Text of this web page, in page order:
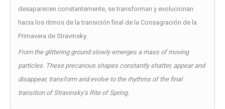
desaparecen constantemente, se transforman y evolucionan
hacia los ritmos de la transición final de la Consagración de la
Primavera de Stravinsky.
From the glittering ground slowly emerges a mass of moving
particles. These precarious shapes constantly shatter, appear and
disappear, transform and evolve to the rhythms of the final
transition of Stravinsky’s Rite of Spring.